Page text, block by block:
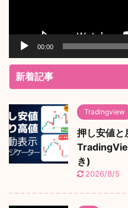
00:00
新着記事
Tradingview
押し安値と
き)
2026/8/5